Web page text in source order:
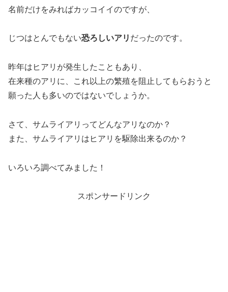
名前だけをみればカッコイイのですが、
じつはとんでもない恐ろしいアリ だったのです。
昨年はヒアリが発生したこともあり、
在来種のアリに、これ以上の繁殖を阻止してもらおうと
願った人も多いのではないでしょうか。
さて、サムライアリってどんなアリなのか？
また、サムライアリはヒアリを駆除出来るのか？
いろいろ調べてみました！
スポンサードリンク